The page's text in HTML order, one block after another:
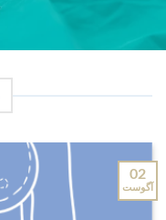
02
آگوست